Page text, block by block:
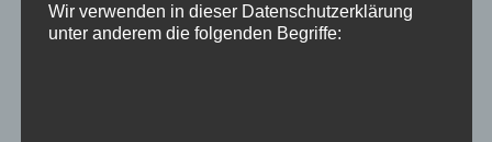
Wir verwenden in dieser Datenschutzerklärung
unter anderem die folgenden Begriffe: